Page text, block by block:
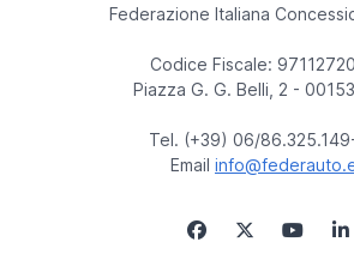
Federazione Italiana
Codice Fiscale:
Piazza G. G. Belli, 2 -
Tel. (+39) 06/
Email